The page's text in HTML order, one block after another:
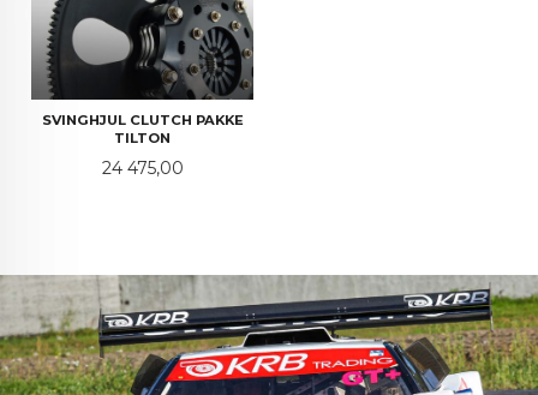
SVINGHJUL CLUTCH PAKKE
TILTON
Pris
24 475,00